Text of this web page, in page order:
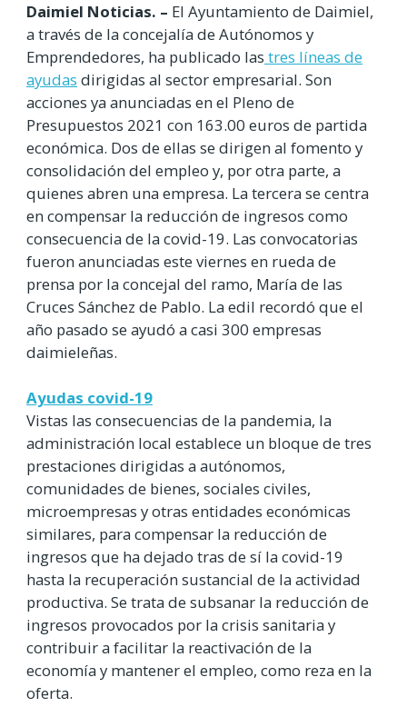
Daimiel Noticias. – El Ayuntamiento de Daimiel,
a través de la concejalía de Autónomos y
Emprendedores, ha publicado las tres líneas de
ayudas dirigidas al sector empresarial. Son
acciones ya anunciadas en el Pleno de
Presupuestos 2021 con 163.00 euros de partida
económica. Dos de ellas se dirigen al fomento y
consolidación del empleo y, por otra parte, a
quienes abren una empresa. La tercera se centra
en compensar la reducción de ingresos como
consecuencia de la covid-19. Las convocatorias
fueron anunciadas este viernes en rueda de
prensa por la concejal del ramo, María de las
Cruces Sánchez de Pablo. La edil recordó que el
año pasado se ayudó a casi 300 empresas
daimieleñas.
Ayudas covid-19
Vistas las consecuencias de la pandemia, la
administración local establece un bloque de tres
prestaciones dirigidas a autónomos,
comunidades de bienes, sociales civiles,
microempresas y otras entidades económicas
similares, para compensar la reducción de
ingresos que ha dejado tras de sí la covid-19
hasta la recuperación sustancial de la actividad
productiva. Se trata de subsanar la reducción de
ingresos provocados por la crisis sanitaria y
contribuir a facilitar la reactivación de la
economía y mantener el empleo, como reza en la
oferta.